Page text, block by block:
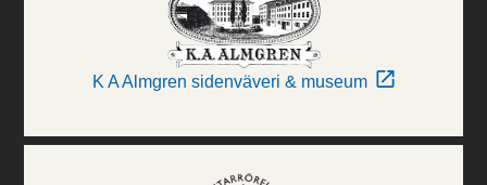
K A Almgren sidenväveri & museum